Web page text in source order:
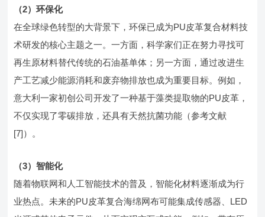
（2）环保化
在全球绿色转型的大背景下，环保已成为PU皮革复合材料技
术研发的核心主题之一。一方面，科学家们正在努力寻找可
再生原材料替代传统的石油基单体；另一方面，通过改进生
产工艺减少能源消耗和废弃物排放也成为重要目标。例如，
意大利一家初创公司开发了一种基于藻类提取物的PU皮革，
不仅实现了零碳排放，还具有天然抗菌功能（参考文献
[7]）。
（3）智能化
随着物联网和人工智能技术的普及，智能化材料逐渐成为行
业热点。未来的PU皮革复合海绵网布可能集成传感器、LED